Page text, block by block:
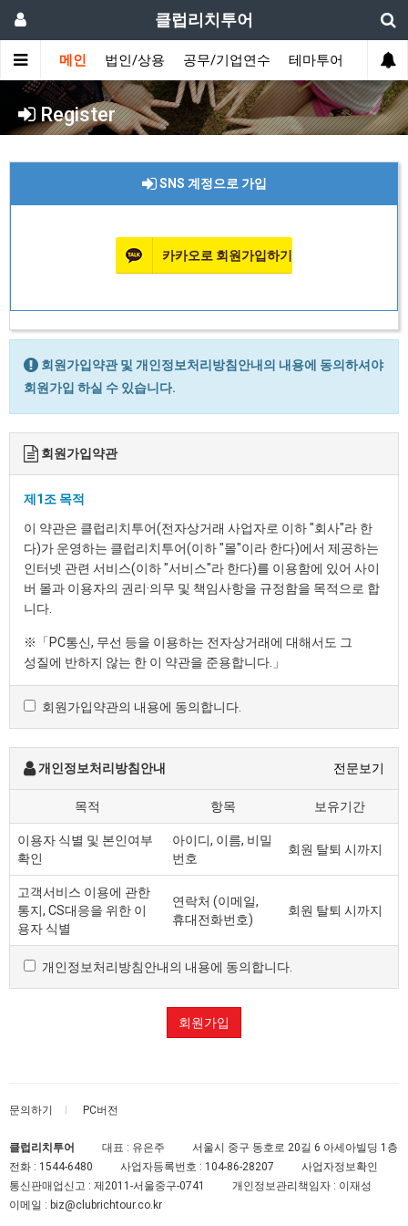
클럽리치투어
메인 법인/상용 공무/기업연수 테마투어 데이투
Register
SNS 계정으로 가입
카카오로 회원가입하기
회원가입약관 및 개인정보처리방침안내의 내용에 동의하셔야
회원가입 하실 수 있습니다.
회원가입약관
제1조 목적
이 약관은 클럽리치투어(전자상거래 사업자로 이하 "회사"라 한
다)가 운영하는 클럽리치투어(이하 "몰"이라 한다)에서 제공하는
인터넷 관련 서비스(이하 "서비스"라 한다)를 이용함에 있어 사이
버 몰과 이용자의 권리·의무 및 책임사항을 규정함을 목적으로 합
니다.
※「PC통신, 무선 등을 이용하는 전자상거래에 대해서도 그
성질에 반하지 않는 한 이 약관을 준용합니다.」
제2조 정의
이용하여 재화 등을 거래할 수 있도록 설정한 가상의
영업장을 말하며, 아울러 사이버몰을 운영하는 사업자의
"이용자"란 "몰"에 접속하여 이 약관에 따라 "몰"이
제공하는 서비스를 받는 회원 및 비회원을 말합니다.
'회원'이라 함은 “몰”에 회원등록을 한 자로서, 계속적으로
"몰"이 제공하는 서비스를 이용할 수 있는 자를 말합니다.
'비회원'이라 함은 회원에 가입하지 않고 "몰"이 제공하는
서비스를 이용하는 자를 말합니다.
제3조 약관 등의 명시와 설명 및 개정
"몰"은 이 약관의 내용과 상호 및 대표자 성명, 영업소
소재지 주소(소비자의 불만을 처리할 수 있는 곳의 주소를
사이버몰의 초기 서비스화면(전면)에 게시합니다. 다만,
할 수 있습니다.
"몰"은 이용자가 약관에 동의하기에 앞서 약관에 정하여져
있는 내용 중 청약철회·배송책임·환불조건 등과 같은
회원가입약관의 내용에 동의합니다.
전문보기
개인정보처리방침안내
목적 항목 보유기간
이용자 식별 및 본인여부
확인
아이디, 이름, 비밀
번호
회원 탈퇴 시까지
고객서비스 이용에 관한
통지, CS대응을 위한 이
용자 식별
연락처 (이메일,
휴대전화번호)
회원 탈퇴 시까지
개인정보처리방침안내의 내용에 동의합니다.
회원가입
문의하기 PC버전
클럽리치투어 대표 : 유은주
서울시 중구 동호로 20길 6 아세아빌딩 1층
전화 : 1544-6480 사업자등록번호 : 104-86-28207
사업자정보확인
통신판매업신고 : 제2011-서울중구-0741
개인정보관리책임자 : 이재성
이메일 : biz@clubrichtour.co.kr